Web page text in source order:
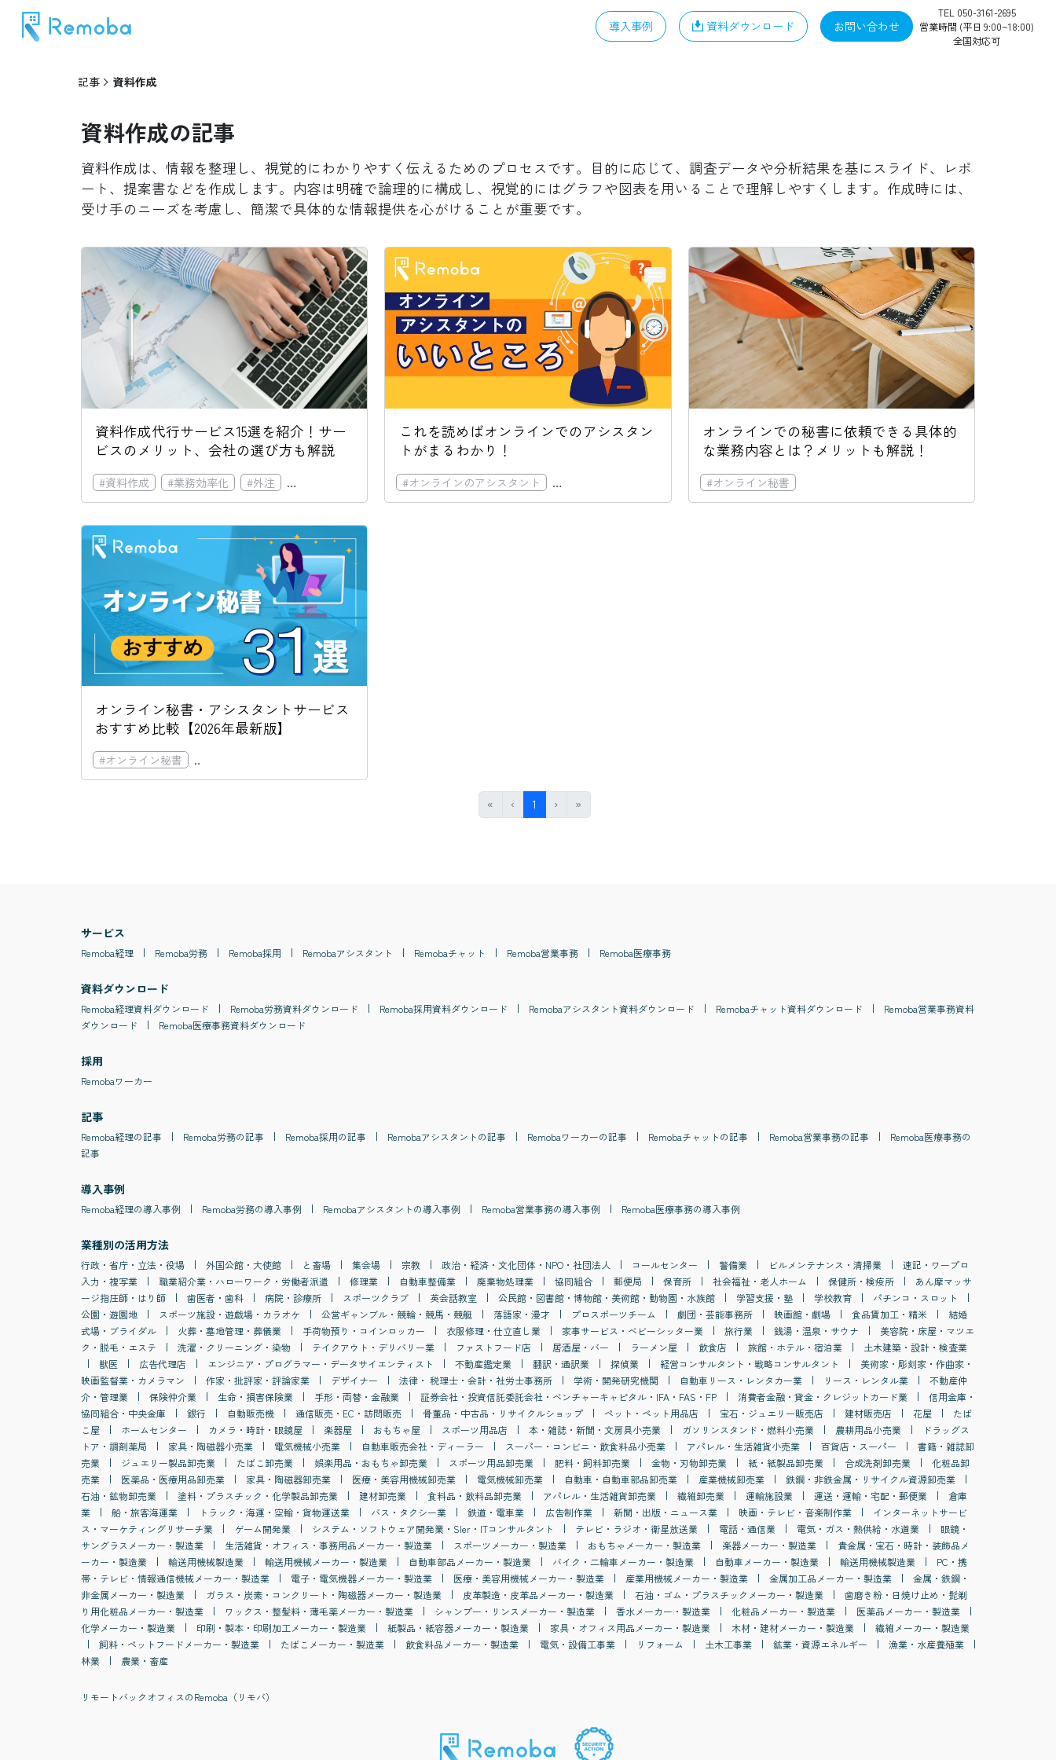
導入事例 資料ダウンロード お問い合わせ
TEL 050-3161-2695
営業時間 (平日 9:00~18:00)
全国対応可
記事 資料作成
資料作成の記事
資料作成は、情報を整理し、視覚的にわかりやすく伝えるためのプロセスです。目的に応じて、調査データや分析結果を基にスライド、レポ
ート、提案書などを作成します。内容は明確で論理的に構成し、視覚的にはグラフや図表を用いることで理解しやすくします。作成時には、
受け手のニーズを考慮し、簡潔で具体的な情報提供を心がけることが重要です。
資料作成代行サービス15選を紹介！サー
ビスのメリット、会社の選び方も解説
#資料作成 #業務効率化 #外注 # アウトソーシング
これを読めばオンラインでのアシスタン
トがまるわかり！
#オンラインのアシスタント # コスト削減 # 効率化
オンラインでの秘書に依頼できる具体的
な業務内容とは？メリットも解説！
#オンライン秘書
オンライン秘書・アシスタントサービス
おすすめ比較【2026年最新版】
#オンライン秘書
« First‹ Previous
1 (current)
›Next
»
サービス
Remoba経理 Remoba労務 Remoba採用 Remobaアシスタント Remobaチャット Remoba営業事務 Remoba医療事務
資料ダウンロード
Remoba経理資料ダウンロード Remoba労務資料ダウンロード Remoba採用資料ダウンロード Remobaアシスタント資料ダウンロード Remobaチャット資料ダウンロード Remoba営業事務資料
ダウンロード
Remoba医療事務資料ダウンロード
採用
Remobaワーカー
記事
Remoba経理の記事 Remoba労務の記事 Remoba採用の記事 Remobaアシスタントの記事 Remobaワーカーの記事 Remobaチャットの記事 Remoba営業事務の記事 Remoba医療事務の
記事
導入事例
Remoba経理の導入事例 Remoba労務の導入事例 Remobaアシスタントの導入事例 Remoba営業事務の導入事例 Remoba医療事務の導入事例
業種別の活用方法
行政・省庁・立法・役場 外国公館・大使館 と畜場 集会場 宗教 政治・経済・文化団体・NPO・社団法人 コールセンター 警備業 ビルメンテナンス・清掃業
速記・ワープロ
入力・複写業
職業紹介業・ハローワーク・労働者派遣 修理業 自動車整備業 廃棄物処理業 協同組合 郵便局 保育所 社会福祉・老人ホーム 保健所・検疫所
あん摩マッサ
ージ指圧師・はり師
歯医者・歯科 病院・診療所 スポーツクラブ 英会話教室 公民館・図書館・博物館・美術館・動物園・水族館 学習支援・塾 学校教育
パチンコ・スロット
公園・遊園地
スポーツ施設・遊戯場・カラオケ 公営ギャンブル・競輪・競馬・競艇 落語家・漫才 プロスポーツチーム 劇団・芸能事務所 映画館・劇場 食品賃加工・精米
結婚
式場・ブライダル
火葬・墓地管理・葬儀業 手荷物預り・コインロッカー 衣服修理・仕立直し業 家事サービス・ベビーシッター業 旅行業 銭湯・温泉・サウナ
美容院・床屋・マツエ
ク・脱毛・エステ
洗濯・クリーニング・染物 テイクアウト・デリバリー業 ファストフード店 居酒屋・バー ラーメン屋 飲食店 旅館・ホテル・宿泊業
土木建築・設計・検査業
獣医
広告代理店 エンジニア・プログラマー・データサイエンティスト 不動産鑑定業 翻訳・通訳業 探偵業 経営コンサルタント・戦略コンサルタント
美術家・彫刻家・作曲家・
映画監督業・カメラマン
作家・批評家・評論家業 デザイナー 法律・ 税理士・会計・社労士事務所 学術・開発研究機関 自動車リース・レンタカー業 リース・レンタル業
不動産仲
介・管理業
保険仲介業 生命・損害保険業 手形・両替・金融業 証券会社・投資信託委託会社・ベンチャーキャピタル・IFA・FAS・FP 消費者金融・貸金・クレジットカード業
信用金庫・
協同組合・中央金庫
銀行 自動販売機 通信販売・EC・訪問販売 骨董品・中古品・リサイクルショップ ペット・ペット用品店 宝石・ジュエリー販売店 建材販売店 花屋
たば
こ屋
ホームセンター カメラ・時計・眼鏡屋 楽器屋 おもちゃ屋 スポーツ用品店 本・雑誌・新聞・文房具小売業 ガソリンスタンド・燃料小売業 農耕用品小売業
ドラッグス
トア・調剤薬局
家具・陶磁器小売業 電気機械小売業 自動車販売会社・ディーラー スーパー・コンビニ・飲食料品小売業 アパレル・生活雑貨小売業 百貨店・スーパー
書籍・雑誌卸
売業
ジュエリー製品卸売業 たばこ卸売業 娯楽用品・おもちゃ卸売業 スポーツ用品卸売業 肥料・飼料卸売業 金物・刃物卸売業 紙・紙製品卸売業 合成洗剤卸売業
化粧品卸
売業
医薬品・医療用品卸売業 家具・陶磁器卸売業 医療・美容用機械卸売業 電気機械卸売業 自動車・自動車部品卸売業 産業機械卸売業
鉄鋼・非鉄金属・リサイクル資源卸売業
石油・鉱物卸売業
塗料・プラスチック・化学製品卸売業 建材卸売業 食料品・飲料品卸売業 アパレル・生活雑貨卸売業 繊維卸売業 運輸施設業 運送・運輸・宅配・郵便業
倉庫
業
船・旅客海運業 トラック・海運・空輸・貨物運送業 バス・タクシー業 鉄道・電車業 広告制作業 新聞・出版・ニュース業 映画・テレビ・音楽制作業
インターネットサービ
ス・マーケティングリサーチ業
ゲーム開発業 システム・ソフトウェア開発業・SIer・ITコンサルタント テレビ・ラジオ・衛星放送業 電話・通信業 電気・ガス・熱供給・水道業
眼鏡・
サングラスメーカー・製造業
生活雑貨・オフィス・事務用品メーカー・製造業 スポーツメーカー・製造業 おもちゃメーカー・製造業 楽器メーカー・製造業
貴金属・宝石・時計・装飾品メ
ーカー・製造業
輸送用機械製造業 輸送用機械メーカー・製造業 自動車部品メーカー・製造業 バイク・二輪車メーカー・製造業 自動車メーカー・製造業 輸送用機械製造業
PC・携
帯・テレビ・情報通信機械メーカー・製造業
電子・電気機器メーカー・製造業 医療・美容用機械メーカー・製造業 産業用機械メーカー・製造業 金属加工品メーカー・製造業
金属・鉄鋼・
非金属メーカー・製造業
ガラス・炭素・コンクリート・陶磁器メーカー・製造業 皮革製造・皮革品メーカー・製造業 石油・ゴム・プラスチックメーカー・製造業
歯磨き粉・日焼け止め・髭剃
り用化粧品メーカー・製造業
ワックス・整髪料・薄毛薬メーカー・製造業 シャンプー・リンスメーカー・製造業 香水メーカー・製造業 化粧品メーカー・製造業
医薬品メーカー・製造業
化学メーカー・製造業
印刷・製本・印刷加工メーカー・製造業 紙製品・紙容器メーカー・製造業 家具・オフィス用品メーカー・製造業 木材・建材メーカー・製造業
繊維メーカー・製造業
飼料・ペットフードメーカー・製造業
たばこメーカー・製造業 飲食料品メーカー・製造業 電気・設備工事業 リフォーム 土木工事業 鉱業・資源エネルギー
漁業・水産養殖業
林業
農業・畜産
リモートバックオフィスのRemoba（リモバ）